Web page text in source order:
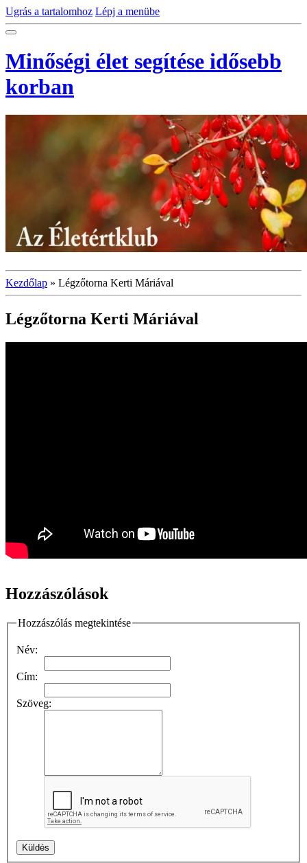
Ugrás a tartalomhoz Lépj a menübe
Minőségi élet segítése idősebb
korban
Kezdőlap » Légzőtorna Kerti Máriával
Légzőtorna Kerti Máriával
Hozzászólások
Hozzászólás megtekintése
Név:
Cím:
Szöveg: